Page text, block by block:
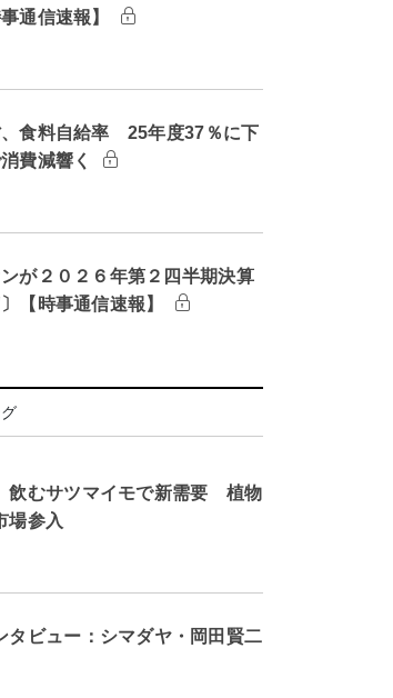
通信速報】
、食料自給率 25年度37％に下
費減響く
が２０２６年第２四半期決算
【時事通信速報】
飲むサツマイモで新需要 植物
場参入
タビュー：シマダヤ・岡田賢二